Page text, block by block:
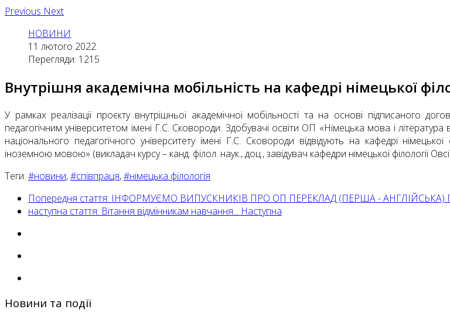
Previous Next
НОВИНИ
11 лютого 2022
Перегляди: 1215
Внутрішня академічна мобільність на кафедрі німецької
У рамках реалізації проєкту внутрішньої академічної мобільності та на основі підписаного
педагогічним університетом імені Г.С. Сковороди. Здобувачі освіти ОП «Німецька мова і література
національного педагогічного університету імені Г.С. Сковороди відвідують на кафедрі
іноземною мовою» (викладач курсу – канд. філол. наук., доц., завідувач кафедри німецької філології
Теги: #новини,#співпраця,#німецька філологія
Попередня стаття: ІНФОРМУЄМО ВИПУСКНИКІВ ПРО ОП ПЕРЕКЛАД (ПЕРША - АНГЛІЙСЬКА)
наступна стаття: Вітання відмінникам навчання... Наступна
Новини та події